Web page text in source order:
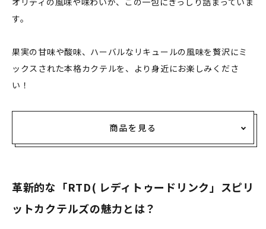
す。
果実の甘味や酸味、ハーバルなリキュールの風味を贅沢にミ
ックスされた本格カクテルを、より身近にお楽しみくださ
い！
商品を見る
革新的な「RTD( レディトゥードリンク」スピリ
ットカクテルズの魅力とは？